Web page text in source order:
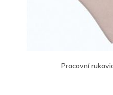
Pracovní